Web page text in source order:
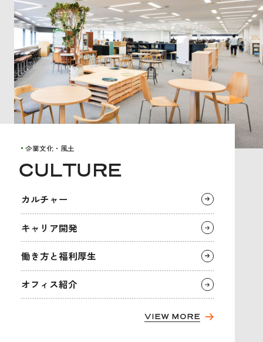
企業文化・風土
CULTURE
カルチ ャー
キ ャ リ ア開発
働き方と福利厚生
オフ ィ ス紹介
VIEW MORE